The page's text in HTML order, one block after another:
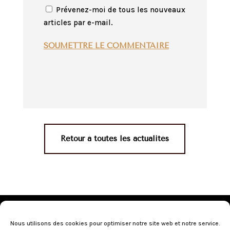
Nous utilisons des cookies pour optimiser notre site web et notre service.
Prévenez-moi de tous les nouveaux
articles par e-mail.
SOUMETTRE LE COMMENTAIRE
Retour à toutes les actualités
Conditions générales de vente•Nos revendeurs•